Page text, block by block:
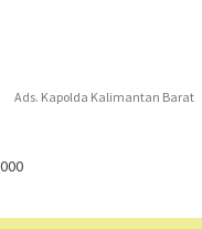
Ads. Kapolda Kalimantan Barat